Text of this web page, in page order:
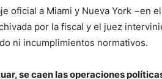
oficial a Miami y Nueva York −en
por la fiscal y el juez
ni incumplimientos normativos.
se caen las operaciones